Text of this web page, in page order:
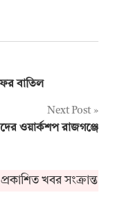
বাতিল
Next Post
ওয়ার্কশপ রাজগঞ্জে
খবর সংক্রান্ত